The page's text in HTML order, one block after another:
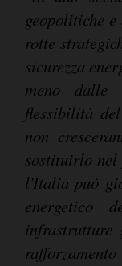
geopolitiche
rotte
sicurezza
meno
flessibilità
non
sostituirlo nel
l'Italia può
energetico